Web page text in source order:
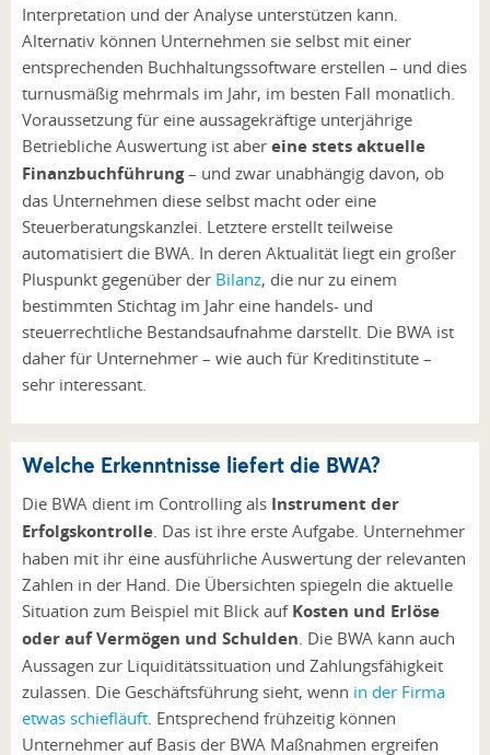
Interpretation und der Analyse unterstützen kann.
Alternativ können Unternehmen sie selbst mit einer
entsprechenden Buchhaltungssoftware erstellen – und dies
turnusmäßig mehrmals im Jahr, im besten Fall monatlich.
Voraussetzung für eine aussagekräftige unterjährige
Betriebliche Auswertung ist aber eine stets aktuelle
Finanzbuchführung– und zwar unabhängig davon, ob
das Unternehmen diese selbst macht oder eine
Steuerberatungskanzlei. Letztere erstellt teilweise
automatisiert die BWA. In deren Aktualität liegt ein großer
Pluspunkt gegenüber der Bilanz, die nur zu einem
bestimmten Stichtag im Jahr eine handels- und
steuerrechtliche Bestandsaufnahme darstellt. Die BWA ist
daher für Unternehmer – wie auch für Kreditinstitute –
sehr interessant.
Welche Erkenntnisse liefert die BWA?
Die BWA dient im Controlling als Instrument der
Erfolgskontrolle. Das ist ihre erste Aufgabe. Unternehmer
haben mit ihr eine ausführliche Auswertung der relevanten
Zahlen in der Hand. Die Übersichten spiegeln die aktuelle
Situation zum Beispiel mit Blick auf Kosten und Erlöse
oder auf Vermögen und Schulden. Die BWA kann auch
Aussagen zur Liquiditätssituation und Zahlungsfähigkeit
zulassen. Die Geschäftsführung sieht, wenn in der Firma
etwas schiefläuft. Entsprechend frühzeitig können
Unternehmer auf Basis der BWA Maßnahmen ergreifen